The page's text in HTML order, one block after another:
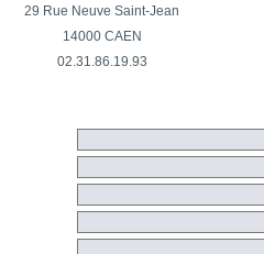
29 Rue Neuve Saint-Jean
14000 CAEN
02.31.86.19.93